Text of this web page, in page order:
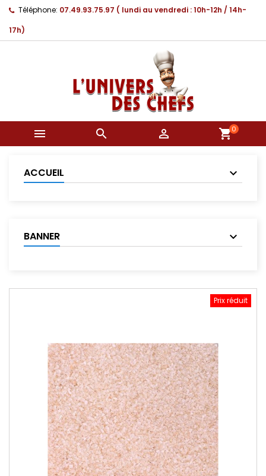
Téléphone: 07.49.93.75.97 ( lundi au vendredi : 10h-12h / 14h-
17h)
   shopping_cart0
ACCUEIL
BANNER
Prix réduit